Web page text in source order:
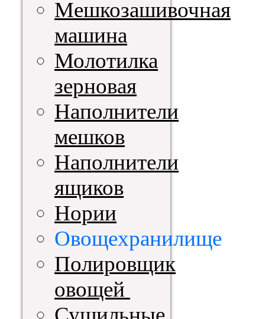
Мешкозашивочная
машина
Молотилка
зерновая
Наполнители
мешков
Наполнители
ящиков
Нории
Овощехранилище
Полировщик
овощей